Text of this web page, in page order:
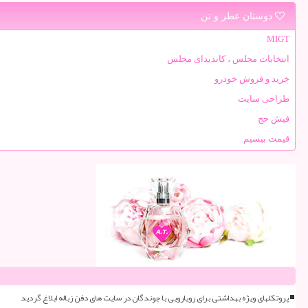
دوستان عطر و تن
MIGT
انتخابات مجلس ، کاندیدای مجلس
خرید و فروش خودرو
طراحی سایت
فیش حج
قیمت بیسیم
پروتکلهای ویژه بهداشتی برای رویارویی با جوندگان در سایت های دفن زباله ابلاغ گردید